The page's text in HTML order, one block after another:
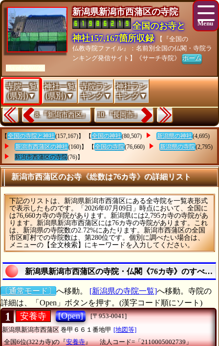
新潟県新潟市西蒲区の寺院
全国のお寺と
神社157,167箇所収録
【『全国の
仏教寺院ファイル』：名前別全国の仏閣・寺院ラ
ンキング発信サイト】《サーチ寺院》ホーム
[As of 26/07/28]
寺院一覧
(県別)▼
神社一覧
(県別)▼
寺院ラン
キング▼
神社ラン
キング▼
8.『新潟市西区』 10.『長岡市』
【 全国の寺院と神社(157,167)】 【 全国の神社(80,507) 新潟県の神社(4,695)
新潟市西蒲区の神社(160)】 【 全国の寺院(76,660) 新潟県の寺院(2,795)
新潟市西蒲区の寺院(76)】
新潟市西蒲区のお寺《総数は76カ寺》の詳細リスト
下記のリストは、新潟県新潟市西蒲区にある全寺院を一覧表形式
で表示したものです。「2026年07月09日」時点において、全国に
は76,660カ寺の寺院があります。新潟県には2,795カ寺の寺院があ
ります。新潟県新潟市西蒲区には76カ寺の寺院があります。これ
は、新潟県の寺院数の2.72%にあたります。新潟市西蒲区の全国
市区町村での寺院数は、第280位です。個別に調べたい場合は、
メニューの【全文検索】にキーワードを入力してください。
新潟県新潟市西蒲区の寺院・仏閣《76カ寺》のすべて
〔通常モード〕 へ移動。 [新潟県の寺院一覧]へ移動。寺院の
詳細は、「Open」ボタンを押す。(漢字コード順にソート)
1 安養寺 [Open]
[〒953-0041]
新潟県新潟市西蒲区 巻甲６６１番地甲 [地図等]
全国6位(322カ寺)の『安養寺』 法人コード=「2110005002739」